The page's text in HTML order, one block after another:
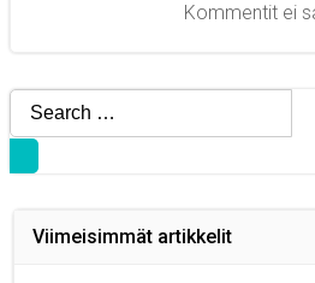
Kommentit ei
Search
for:
Viimeisimmät artikkelit